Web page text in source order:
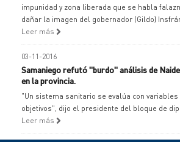
impunidad y zona liberada que se habla
dañar la imagen del gobernador (Gildo)
Leer más
03-11-2016
Samaniego refutó "burdo" análisis de
en la provincia.
"Un sistema sanitario se evalúa con
objetivos", dijo el presidente del bloque de
Leer más